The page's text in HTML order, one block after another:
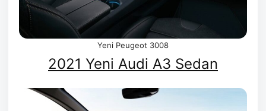
Yeni Peugeot 3008
2021 Yeni Audi A3 Sedan